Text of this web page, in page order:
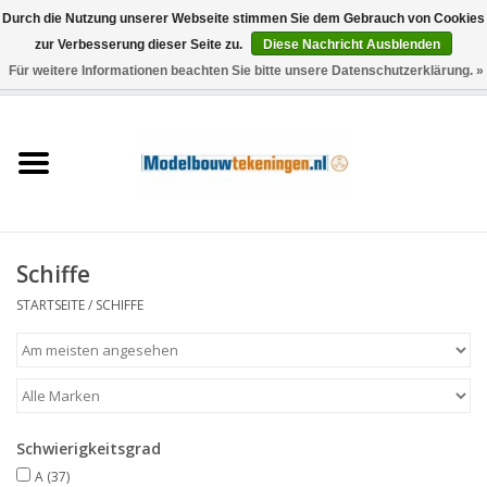
0 Artikel - €0,00
Schiffe
Holzbau
Landschaft
Dokumentation
Schiffe
STARTSEITE/ SCHIFFE
Schwierigkeitsgrad
A (37)
Durch die Nutzung unserer Webseite stimmen Sie dem Gebrauch von Cookies
zur Verbesserung dieser Seite zu.
Diese Nachricht Ausblenden
Für weitere Informationen beachten Sie bitte unsere Datenschutzerklärung. »